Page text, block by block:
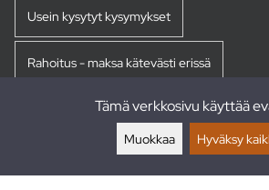
Usein kysytyt kysymykset
Rahoitus - maksa kätevästi erissä
Tämä verkkosivu käyttää
Muokkaa Hyväksy